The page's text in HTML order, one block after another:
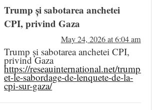
Trump și sabotarea anchetei
CPI, privind Gaza
May 24, 2026 at 6:04 am
Trump și sabotarea anchetei CPI,
privind Gaza
https://reseauinternational.net/trump-
et-le-sabordage-de-lenquete-de-la-
cpi-sur-gaza/